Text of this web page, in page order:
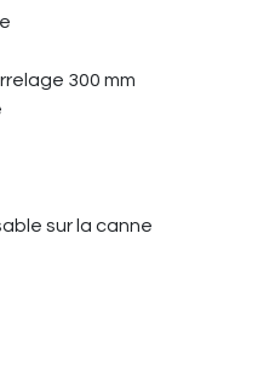
300 mm
sur la canne